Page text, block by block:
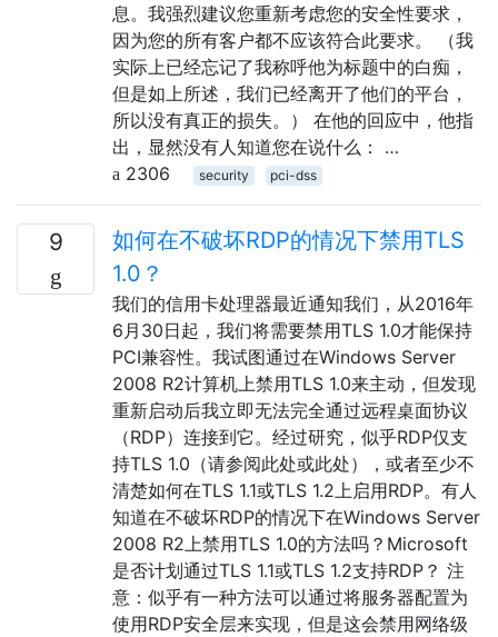
息。我强烈建议您重新考虑您的安全性要求，
因为您的所有客户都不应该符合此要求。 （我
实际上已经忘记了我称呼他为标题中的白痴，
但是如上所述，我们已经离开了他们的平台，
所以没有真正的损失。） 在他的回应中，他指
出，显然没有人知道您在说什么： …
2306
security pci-dss
9
如何在不破坏RDP的情况下禁用TLS
1.0？
我们的信用卡处理器最近通知我们，从2016年
6月30日起，我们将需要禁用TLS 1.0才能保持
PCI兼容性。我试图通过在Windows Server
2008 R2计算机上禁用TLS 1.0来主动，但发现
重新启动后我立即无法完全通过远程桌面协议
（RDP）连接到它。经过研究，似乎RDP仅支
持TLS 1.0（请参阅此处或此处），或者至少不
清楚如何在TLS 1.1或TLS 1.2上启用RDP。有人
知道在不破坏RDP的情况下在Windows Server
2008 R2上禁用TLS 1.0的方法吗？Microsoft
是否计划通过TLS 1.1或TLS 1.2支持RDP？ 注
意：似乎有一种方法可以通过将服务器配置为
使用RDP安全层来实现，但是这会禁用网络级